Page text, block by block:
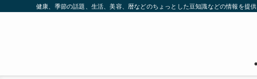
健康、季節の話題、生活、美容、暦などのちょっとした豆知識などの情報を提供